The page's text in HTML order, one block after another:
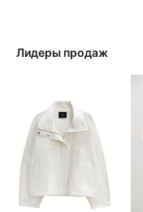
Лидеры продаж